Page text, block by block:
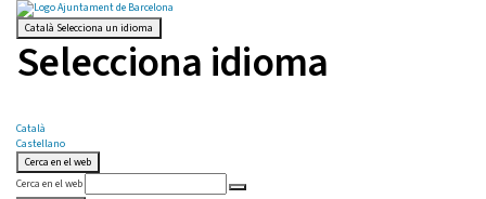
Català Selecciona un idioma
Selecciona idioma
Català
Castellano
Cerca en el web
Cerca en el web